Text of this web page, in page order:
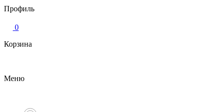
Профиль
0
Корзина
Меню